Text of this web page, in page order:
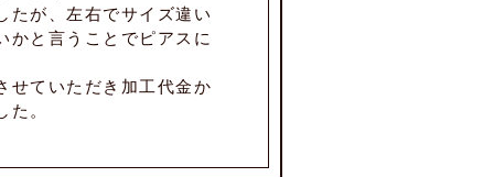
たが、左右でサイズ違い
かと言うことでピアスに
せていただき加工代金か
た。